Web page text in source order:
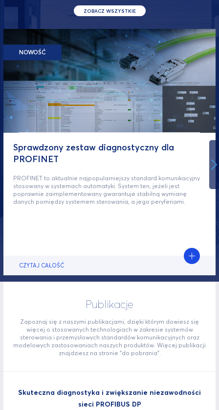
ZOBACZ WSZYSTKIE
NOWOŚĆ
Sprawdzony zestaw diagnostyczny dla
PROFINET
PROFINET to aktualnie najpopularniejszy standard komunikacyjny
stosowany w systemach automatyki. System ten, jeżeli jest
poprawnie zaimplementowany gwarantuje stabilną wymianę
danych pomiędzy systemem sterowania, a jego peryferiami.
CZYTAJ CAŁOŚĆ
Publikacje
Zapoznaj się z naszymi publikacjami, dzięki którym dowiesz się
więcej o stosowanych technologiach w zakresie systemów
sterowania i przemysłowych standardów komunikacyjnych oraz
modelowych zastosowaniach naszych produktów. Więcej publikacji
znajdziesz na stronie "do pobrania".
Skuteczna diagnostyka i zwiększanie niezawodności
sieci PROFIBUS DP